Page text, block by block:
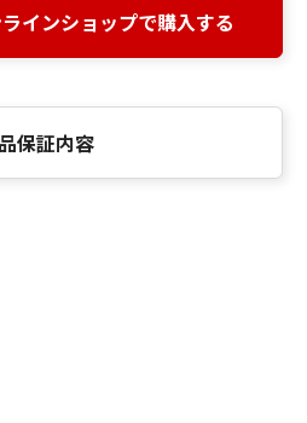
インショップで購入する
保証内容